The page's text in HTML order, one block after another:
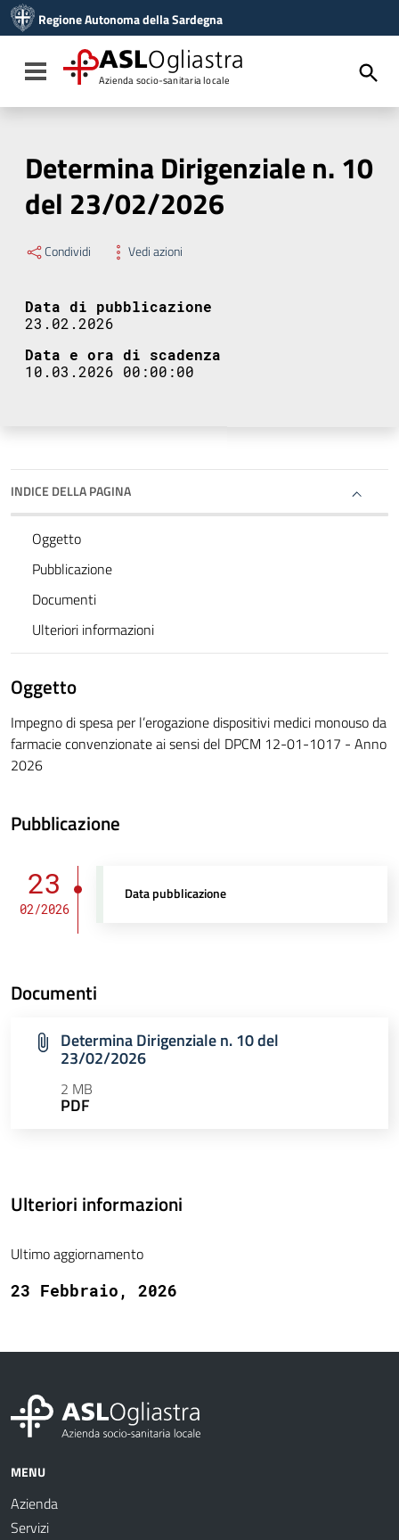
Vai al menu di navigazione
Vai al footer
Regione Autonoma della Sardegna
Toggle navigation
ASLOgliastra
Azienda socio-sanitaria locale
Determina Dirigenziale n. 10
del 23/02/2026
Condividi Vedi azioni
Data di pubblicazione
23.02.2026
Data e ora di scadenza
10.03.2026 00:00:00
INDICE DELLA PAGINA
Oggetto
Pubblicazione
Documenti
Ulteriori informazioni
Oggetto
Impegno di spesa per l’erogazione dispositivi medici monouso da
farmacie convenzionate ai sensi del DPCM 12-01-1017 - Anno
2026
Pubblicazione
23
02/2026
Data pubblicazione
Documenti
Determina Dirigenziale n. 10 del
23/02/2026
2 MB
PDF
Ulteriori informazioni
Ultimo aggiornamento
23 Febbraio, 2026
MENU
Azienda
Servizi